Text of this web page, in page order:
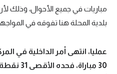
مباريات في جميع الأحوال، وذلك
بلدية المحلة هنا تفوقه في